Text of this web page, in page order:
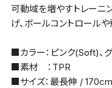
可動域を増やすトレーニ
げ、ボールコントロール
■カラー：ピンク(Soft)、
■素材 ：TPR
■サイズ：最長伸 / 170cm